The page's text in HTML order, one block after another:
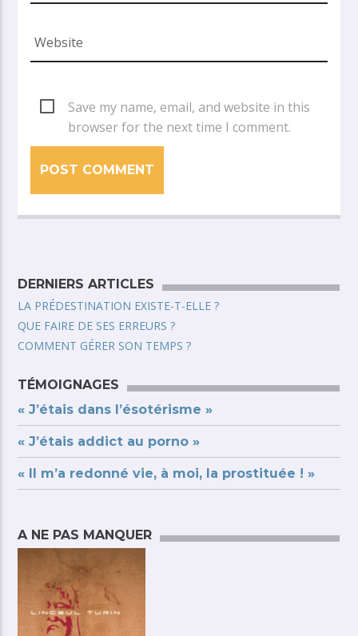
Save my name, email, and website in this
browser for the next time I comment.
DERNIERS ARTICLES
LA PRÉDESTINATION EXISTE-T-ELLE ?
QUE FAIRE DE SES ERREURS ?
COMMENT GÉRER SON TEMPS ?
TÉMOIGNAGES
« J’étais dans l’ésotérisme »
« J’étais addict au porno »
« Il m’a redonné vie, à moi, la prostituée ! »
A NE PAS MANQUER